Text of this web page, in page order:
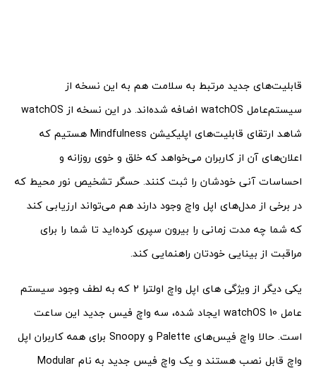
قابلیت‌های جدید مرتبط به سلامت هم به این نسخه از
سیستم‌عامل watchOS اضافه شده‌اند. در این نسخه از watchOS
شاهد ارتقای قابلیت‌های اپلیکیشن Mindfulness هستیم که
اعلان‌های آن از کاربران می‌خواهد که خلق و خوی روزانه و
احساسات آنی خودشان را ثبت کنند. حسگر تشخیص نور محیط که
در برخی از مدل‌های اپل واچ وجود دارند هم می‌تواند ارزیابی کند
که شما چه مدت زمانی را بیرون سپری کرده‌اید تا شما را برای
مراقبت از بینایی خودتان راهنمایی کند.
یکی دیگر از ویژگی های اپل واچ اولترا 2 که به لطف وجود سیستم
عامل watchOS 10 ایجاد شده، سه واچ فیس جدید این ساعت
است. حالا واچ فیس‌های Palette و Snoopy برای همه کاربران اپل
واچ قابل نصب هستند و یک واچ فیس جدید به نام Modular